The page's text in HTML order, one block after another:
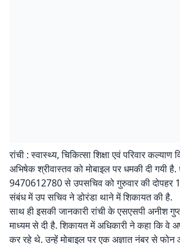
रांची : स्वास्थ्य, चिकित्सा शिक्षा एवं परिवार
अभिषेक श्रीवास्तव को मोबाइल पर धमकी दी गयी
9470612780 से उपसचिव को गुरुवार की दोपहर
संबंध में उप सचिव ने डोरंडा थाने में शिकायत की है.
साथ ही इसकी जानकारी रांची के एसएसपी अनीश
माध्यम से दी है. शिकायत में अधिकारी ने कहा कि वे
कर रहे थे. उन्हें मोबाइल पर एक अज्ञात नंबर से